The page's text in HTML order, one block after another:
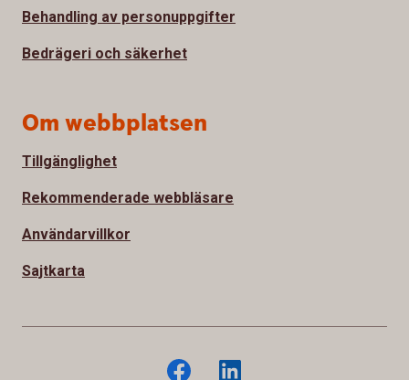
Behandling av personuppgifter
Bedrägeri och säkerhet
Om webbplatsen
Tillgänglighet
Rekommenderade webbläsare
Användarvillkor
Sajtkarta